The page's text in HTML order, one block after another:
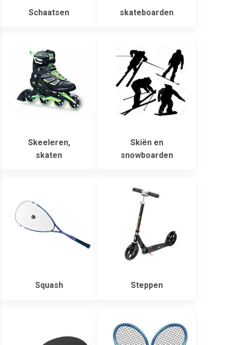
Schaatsen skateboarden
Skeeleren,
skaten
Skiën en
snowboarden
Squash Steppen